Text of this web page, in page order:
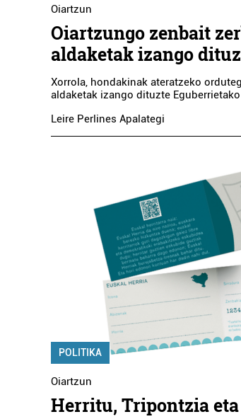
Oiartzun
Oiartzungo zenbait
aldaketak izango
Xorrola, hondakinak ateratzeko
aldaketak izango dituzte
Leire Perlines Apalategi
POLITIKA
Oiartzun
Herritu, Tripontzia